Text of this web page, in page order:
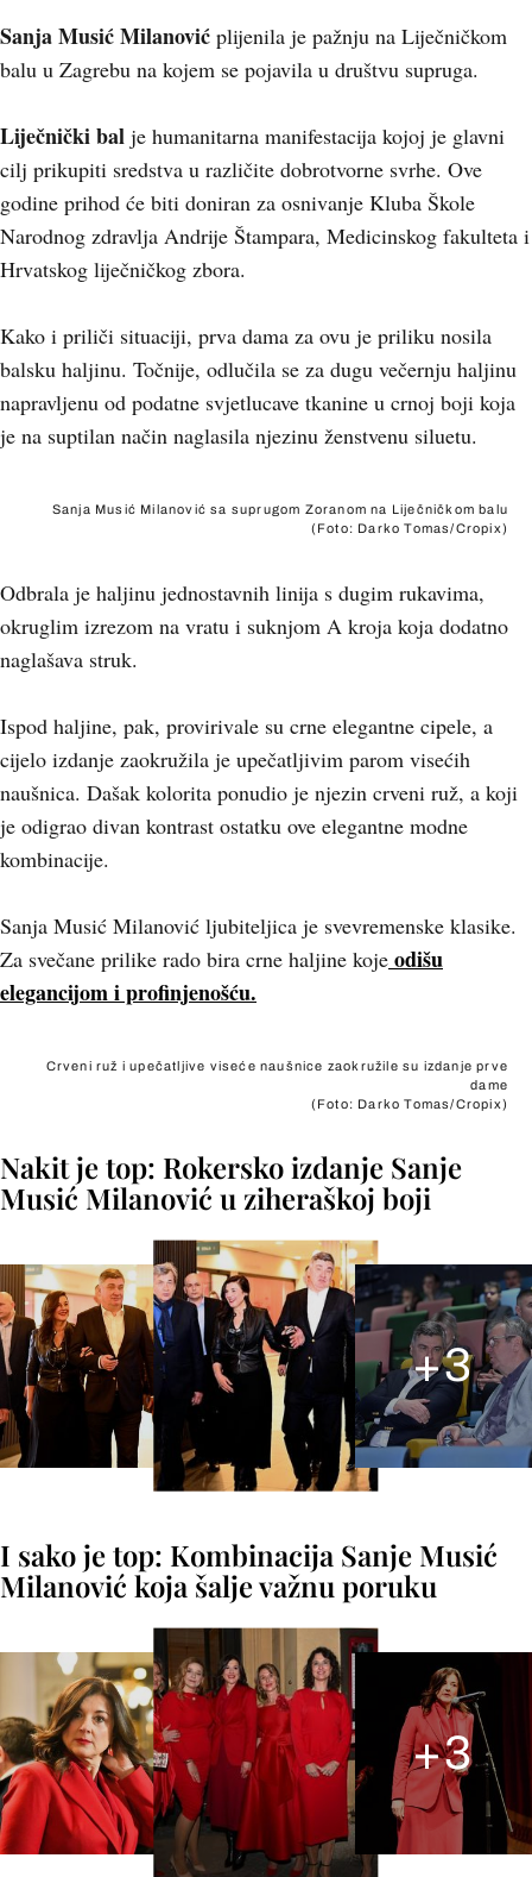
Sanja Musić Milanović plijenila je pažnju na Liječničkom
balu u Zagrebu na kojem se pojavila u društvu supruga.
Liječnički bal je humanitarna manifestacija kojoj je glavni
cilj prikupiti sredstva u različite dobrotvorne svrhe. Ove
godine prihod će biti doniran za osnivanje Kluba Škole
Narodnog zdravlja Andrije Štampara, Medicinskog fakulteta i
Hrvatskog liječničkog zbora.
Kako i priliči situaciji, prva dama za ovu je priliku nosila
balsku haljinu. Točnije, odlučila se za dugu večernju haljinu
napravljenu od podatne svjetlucave tkanine u crnoj boji koja
je na suptilan način naglasila njezinu ženstvenu siluetu.
Sanja Musić Milanović sa suprugom Zoranom na Liječničkom balu
(Foto: Darko Tomas/Cropix)
Odbrala je haljinu jednostavnih linija s dugim rukavima,
okruglim izrezom na vratu i suknjom A kroja koja dodatno
naglašava struk.
Ispod haljine, pak, provirivale su crne elegantne cipele, a
cijelo izdanje zaokružila je upečatljivim parom visećih
naušnica. Dašak kolorita ponudio je njezin crveni ruž, a koji
je odigrao divan kontrast ostatku ove elegantne modne
kombinacije.
Sanja Musić Milanović ljubiteljica je svevremenske klasike.
Za svečane prilike rado bira crne haljine koje odišu
elegancijom i profinjenošću.
Crveni ruž i upečatljive viseće naušnice zaokružile su izdanje prve
dame
(Foto: Darko Tomas/Cropix)
Nakit je top: Rokersko izdanje Sanje
Musić Milanović u ziheraškoj boji
+3
I sako je top: Kombinacija Sanje Musić
Milanović koja šalje važnu poruku
+3